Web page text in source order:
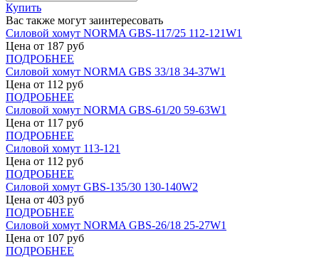
Купить
Вас также могут заинтересовать
Силовой хомут NORMA GBS-117/25 112-121W1
Цена от 187 руб
ПОДРОБНЕЕ
Силовой хомут NORMA GBS 33/18 34-37W1
Цена от 112 руб
ПОДРОБНЕЕ
Силовой хомут NORMA GBS-61/20 59-63W1
Цена от 117 руб
ПОДРОБНЕЕ
Силовой хомут 113-121
Цена от 112 руб
ПОДРОБНЕЕ
Силовой хомут GBS-135/30 130-140W2
Цена от 403 руб
ПОДРОБНЕЕ
Силовой хомут NORMA GBS-26/18 25-27W1
Цена от 107 руб
ПОДРОБНЕЕ